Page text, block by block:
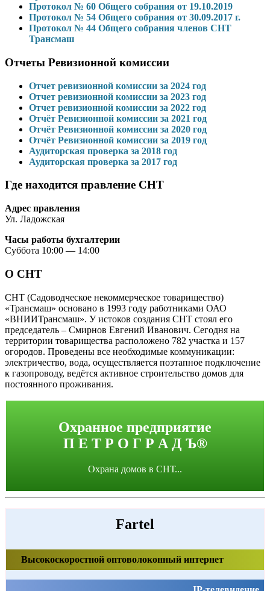
Протокол № 60 Общего собрания от 19.10.2019
Протокол № 54 Общего собрания от 30.09.2017 г.
Протокол № 44 Общего собрания членов СНТ
Трансмаш
Отчеты Ревизионной комиссии
Отчет ревизионной комиссии за 2024 год
Отчет ревизионной комиссии за 2023 год
Отчет ревизионной комиссии за 2022 год
Отчёт Ревизионной комиссии за 2021 год
Отчёт Ревизионной комиссии за 2020 год
Отчёт Ревизионной комиссии за 2019 год
Аудиторская проверка за 2018 год
Аудиторская проверка за 2017 год
Где находится правление СНТ
Адрес правления
Ул. Ладожская
Часы работы бухгалтерии
Суббота 10:00 — 14:00
О СНТ
СНТ (Садоводческое некоммерческое товарищество)
«Трансмаш» основано в 1993 году работниками ОАО
«ВНИИТрансмаш». У истоков создания СНТ стоял его
председатель – Смирнов Евгений Иванович. Сегодня на
территории товарищества расположено 782 участка и 157
огородов. Проведены все необходимые коммуникации:
электричество, вода, осуществляется поэтапное подключение
к газопроводу, ведётся активное строительство домов для
постоянного проживания.
Охранное предприятие
П Е Т Р О Г Р А Д Ъ®
Охрана домов в СНТ...
Fartel
Высокоскоростной оптоволоконный интернет